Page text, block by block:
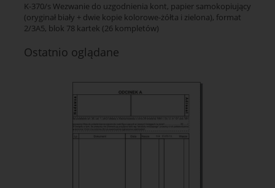
K-370/s Wezwanie do uzgodnienia kont, papier samokopiujący
(oryginał biały + dwie kopie kolorowe-żółta i zielona), format
2/3A5, blok 78 kartek (26 kompletów)
Ostatnio oglądane